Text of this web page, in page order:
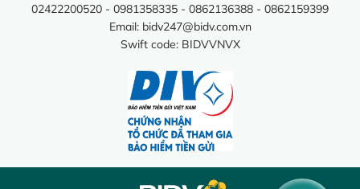
02422200520 - 0981358335 - 0862136388 - 0862159399
Email: bidv247@bidv.com.vn
Swift code: BIDVVNVX